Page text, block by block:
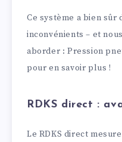
Ce système a bien sûr
inconvénients – et
aborder : Pression
pour en savoir plus !
RDKS direct :
Le RDKS direct